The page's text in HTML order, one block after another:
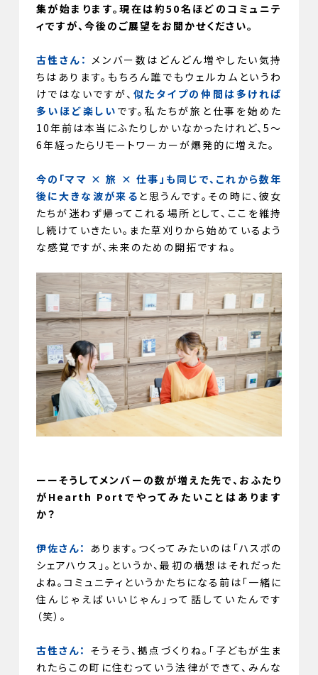
集が始まります。現在は約50名ほどのコミュニテ
ィですが、今後のご展望をお聞かせください。
古性さん： メンバー数はどんどん増やしたい気持
ちはあります。もちろん誰でもウェルカムというわ
けではないですが、 似たタイプの仲間は多ければ
多いほど楽しい です。私たちが旅と仕事を始めた
10年前は本当にふたりしかいなかったけれど、5〜
6年経ったらリモートワーカーが爆発的に増えた。
今の「ママ × 旅 × 仕事」も同じで、これから数年
後に大きな波が来る と思うんです。その時に、彼女
たちが迷わず帰ってこれる場所として、ここを維持
し続けていきたい。また草刈りから始めているよう
な感覚ですが、未来のための開拓ですね。
ーーそうしてメンバーの数が増えた先で、おふたり
がHearth Portでやってみたいことはあります
か？
伊佐さん： あります。つくってみたいのは「ハスポの
シェアハウス」。というか、最初の構想はそれだった
よね。コミュニティというかたちになる前は「一緒に
住んじゃえばいいじゃん」って話していたんです
（笑）。
古性さん： そうそう、拠点づくりね。「子どもが生ま
れたらこの町に住むっていう法律ができて、みんな